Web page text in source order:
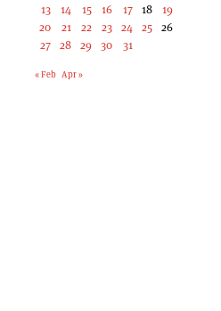
13
14 15 16 17 18
19
20
21 22 23 24 25 26
27 28 29 30 31
« Feb Apr »